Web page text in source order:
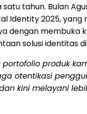
tahun. Bulan
Identity 2025,
dengan membuka
solusi identitas
produk
otentikasi
kini melayani